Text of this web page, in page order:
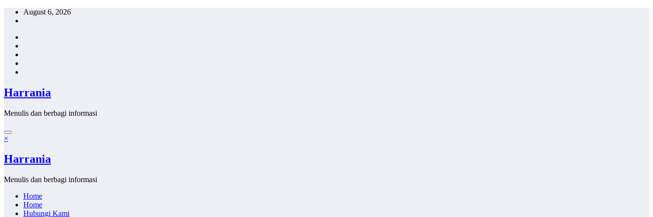
Skip
August 6, 2026
Harrania
Menulis dan berbagi informasi
×
Harrania
Menulis dan berbagi informasi
Home
Home
Hubungi Kami